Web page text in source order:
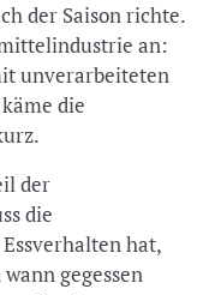
der Saison richte.
an:
unverarbeiteten
die
der
die
hat,
gegessen